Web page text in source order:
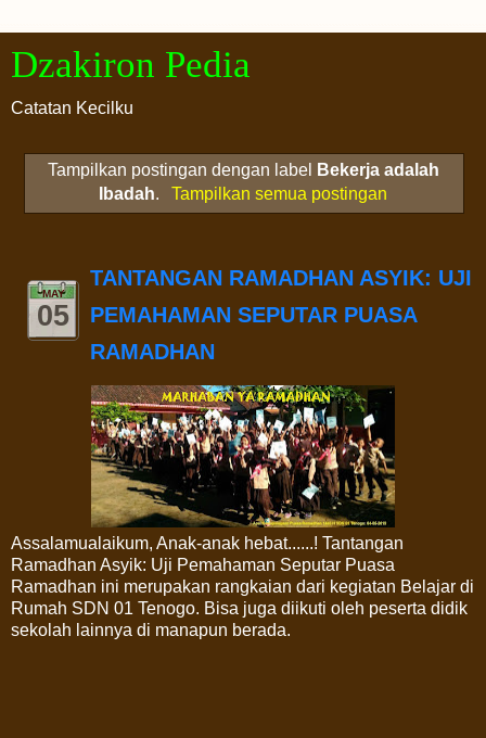
Dzakiron Pedia
Catatan Kecilku
Tampilkan postingan dengan label
Bekerja adalah
Ibadah. Tampilkan semua postingan
MAY
05
TANTANGAN RAMADHAN ASYIK: UJI
PEMAHAMAN SEPUTAR PUASA
RAMADHAN
Assalamualaikum, Anak-anak hebat......! Tantangan
Ramadhan Asyik: Uji Pemahaman Seputar Puasa
Ramadhan ini merupakan rangkaian dari kegiatan Belajar di
Rumah SDN 01 Tenogo. Bisa juga diikuti oleh peserta didik
sekolah lainnya di manapun berada.